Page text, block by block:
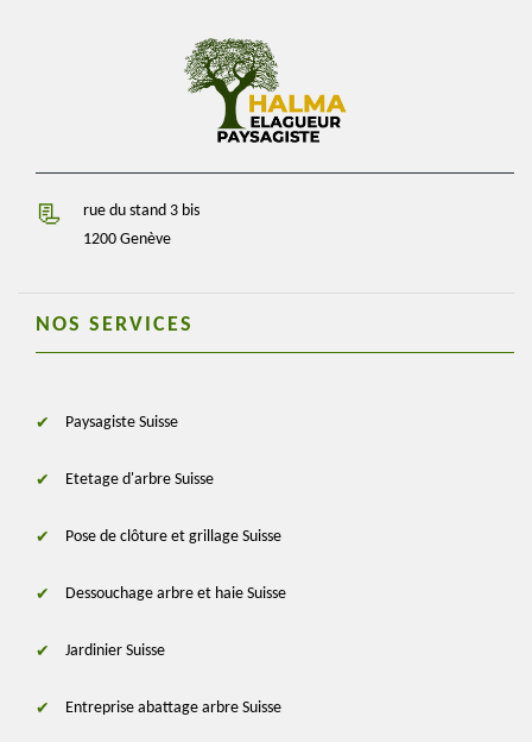
rue du stand 3 bis
1200 Genève
NOS SERVICES
Paysagiste Suisse
Etetage d'arbre Suisse
Pose de clôture et grillage Suisse
Dessouchage arbre et haie Suisse
Jardinier Suisse
Entreprise abattage arbre Suisse